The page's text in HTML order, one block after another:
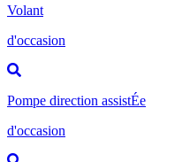
Volant
d'occasion
Pompe direction assistÉe
d'occasion